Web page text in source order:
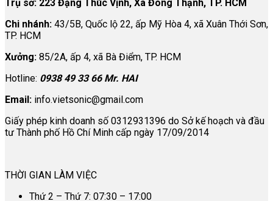
Trụ sở: 223 Đặng Thúc Vịnh, Xã Đông Thạnh, TP. HCM
Chi nhánh: 43/5B, Quốc lộ 22, ấp Mỹ Hòa 4, xã Xuân Thới Sơn,
TP. HCM
Xưởng: 85/2A, ấp 4, xã Bà Điểm, TP. HCM
Hotline: 0938 49 33 66 Mr. HAI
Email: info.vietsonic@gmail.com
Giấy phép kinh doanh số 0312931396 do Sở kế hoạch và đầu
tư Thành phố Hồ Chí Minh cấp ngày 17/09/2014
THỜI GIAN LÀM VIỆC
Thứ 2 – Thứ 7: 07:30 – 17:00